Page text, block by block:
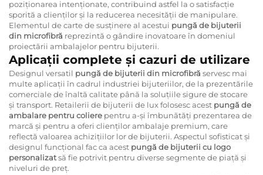
poziționarea intenționate, contribuind astfel la o satisfacție
sporită a clienților și la reducerea necesității de manipulare.
Elementul de carte de susținere al acestui pungă de bijuterii
din microfibră reprezintă o gândire inovatoare în domeniul
proiectării ambalajelor pentru bijuterii.
Aplicații complete și cazuri de utilizare
Designul versatil pungă de bijuterii din microfibră servesc mai
multe aplicații în cadrul industriei bijuteriilor, de la prezentările
comerciale de înaltă calitate până la soluțiile sigure de stocare
și transport. Retailerii de bijuterii de lux folosesc acest pungă de
ambalare pentru coliere pentru a-și îmbunătăți prezentarea de
marcă și pentru a oferi clienților ambalaje premium, care
reflectă valoarea achizițiilor lor de bijuterii. Aspectul sofisticat și
designul funcțional fac ca acest pungă de bijuterii cu logo
personalizatsă fie potrivit pentru diverse segmente de piață și
niveluri de preț.